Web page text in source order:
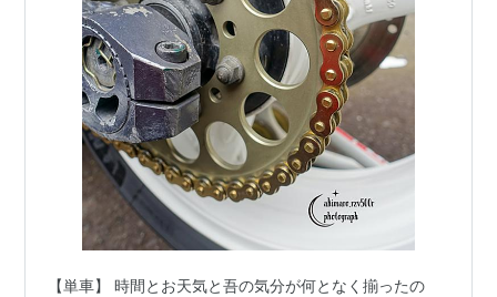
【単車】 時間とお天気と吾の気分が何となく揃ったの